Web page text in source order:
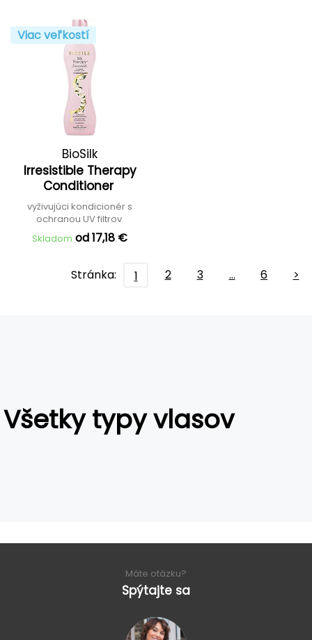
Viac veľkostí
BioSilk
Irresistible Therapy
Conditioner
vyživujúci kondicionér s
ochranou UV filtrov
Skladom od 17,18 €
Stránka: 1 2 3 … 6 >
Všetky typy vlasov
Máte otázku?
Spýtajte sa